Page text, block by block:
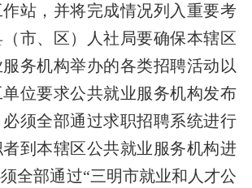
站，并将完成情况列入重要考
市、区）人社局要确保本辖区
务机构举办的各类招聘活动以
位要求公共就业服务机构发布
须全部通过求职招聘系统进行
到本辖区公共就业服务机构进
全部通过“三明市就业和人才公